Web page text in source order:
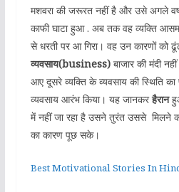
मशवरा की जरूरत नहीं है और उसे अगले
काफी घाटा हुआ . अब तक वह व्यक्ति
से धरती पर आ गिरा। वह उन कारणों को
व्यवसाय(business)बाजार की मंदी
आए दूसरे व्यक्ति के व्यवसाय की स्थिति
व्यवसाय आरंभ किया। यह जानकरहैरान
में नहीं जा रहा है उसने तुरंत उससे मिलने
का कारण पूछ सके।
Best Motivational Stories In Hindi